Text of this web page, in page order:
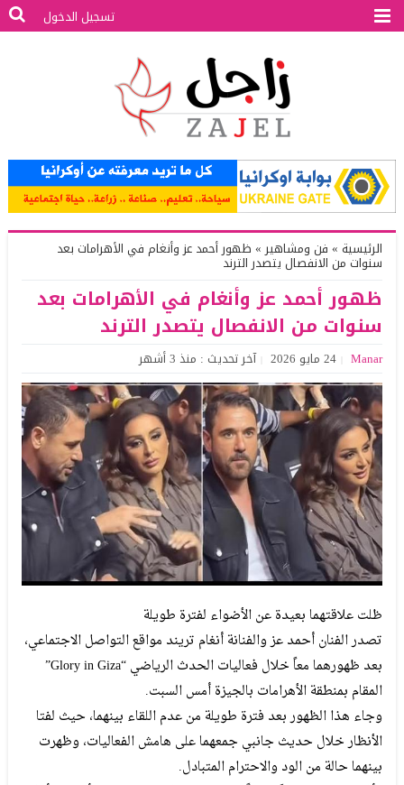
تسجيل الدخول
الرئيسية » فن ومشاهير »ظهور أحمد عز وأنغام في الأهرامات بعد
سنوات من الانفصال يتصدر الترند
ظهور أحمد عز وأنغام في الأهرامات بعد
سنوات من الانفصال يتصدر الترند
Manar 24 مايو 2026 آخر تحديث : منذ 3 أشهر
ظلت علاقتهما بعيدة عن الأضواء لفترة طويلة
تصدر الفنان أحمد عز والفنانة أنغام تريند مواقع التواصل الاجتماعي،
بعد ظهورهما معاً خلال فعاليات الحدث الرياضي “Glory in Giza”
المقام بمنطقة الأهرامات بالجيزة أمس السبت.
وجاء هذا الظهور بعد فترة طويلة من عدم اللقاء بينهما، حيث لفتا
الأنظار خلال حديث جانبي جمعهما على هامش الفعاليات، وظهرت
بينهما حالة من الود والاحترام المتبادل.